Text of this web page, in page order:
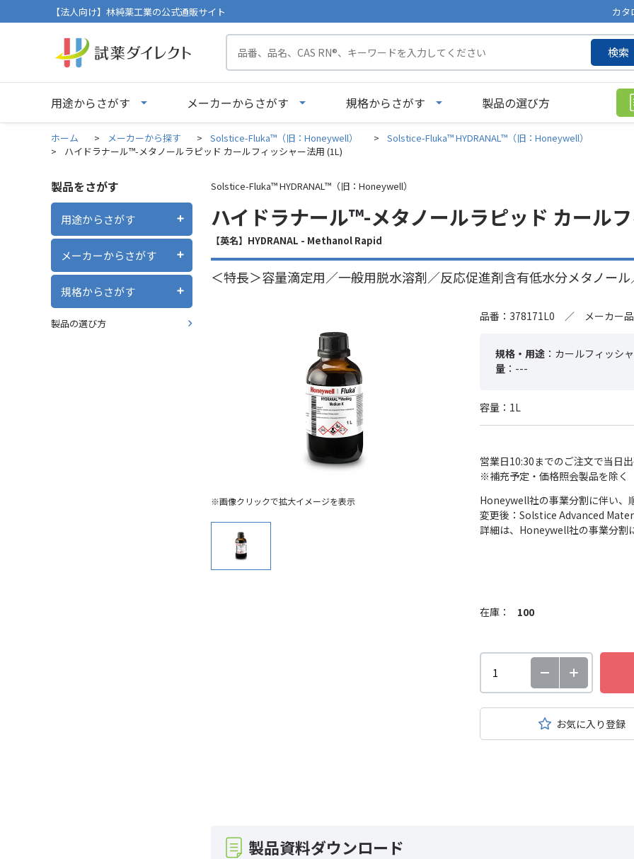
【法人向け】林純薬工業の公式通販サイト カタ
検索
用途からさがす メーカーからさがす 規格からさがす 製品の選び方
ホーム > メーカーから探す > Solstice-Fluka™（旧：Honeywell） >
Solstice-Fluka™ HYDRANAL™（旧：Honeywell）
>
ハイドラナール™-メタノールラピッド カールフィッシャー法用 (1L)
製品をさがす
用途からさがす
メーカーからさがす
規格からさがす
製品の選び方
Solstice-Fluka™ HYDRANAL™（旧：Honeywell）
ハイドラナール™-メタノールラピッド カール
【英名】HYDRANAL - Methanol Rapid
＜特長＞容量滴定用／一般用脱水溶剤／反応促進剤含有低水分メタノー
※画像クリックで拡大イメージを表示
品番：378171L0 ／ メーカー
規格・用途 ：カールフィッシ
量 ：---
容量：1L
営業日10:30までのご注文で当日
※補充予定・価格照会製品を除く
Honeywell社の事業分割に伴い、
変更後：Solstice Advanced
詳細は、Honeywell社の事業分割
在庫： 100
お気に入り登録
製品資料ダウンロード